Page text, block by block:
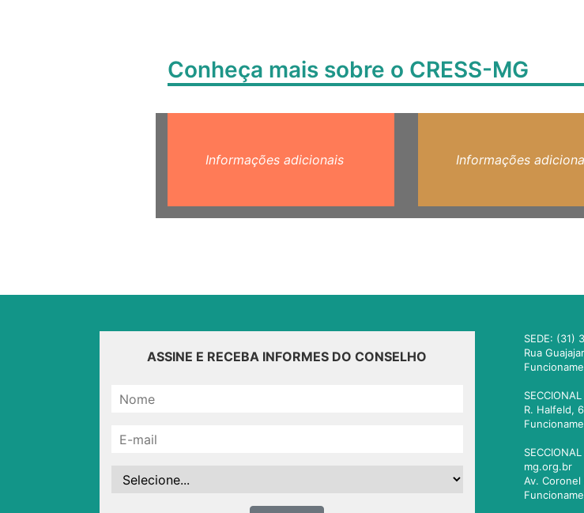
Conheça mais sobre o CRESS-MG
Informações adicionais Informações
ASSINE E RECEBA INFORMES DO CONSELHO
SEDE: (31)
Rua
R. Halfeld,
mg.org.br
Av.